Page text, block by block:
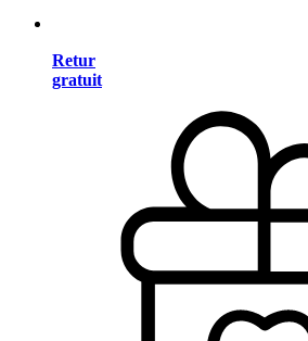
Retur
gratuit